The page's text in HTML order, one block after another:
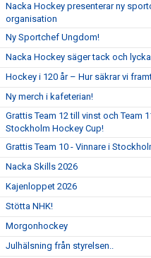
Nacka Hockey presenterar ny
organisation
Ny Sportchef Ungdom!
Nacka Hockey säger tack och
Hockey i 120 år – Hur säkrar vi
Ny merch i kafeterian!
Grattis Team 12 till vinst och Team
Stockholm Hockey Cup!
Grattis Team 10 - Vinnare i
Nacka Skills 2026
Kajenloppet 2026
Stötta NHK!
Morgonhockey
Julhälsning från styrelsen..